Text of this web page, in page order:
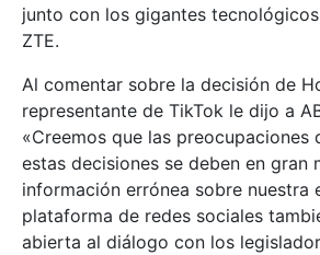
junto con los gigantes
ZTE.
Al comentar sobre la decisión de
representante de TikTok le dijo a
«Creemos que las preocupaciones
estas decisiones se deben en gran
información errónea sobre nuestra
plataforma de redes sociales
abierta al diálogo con los